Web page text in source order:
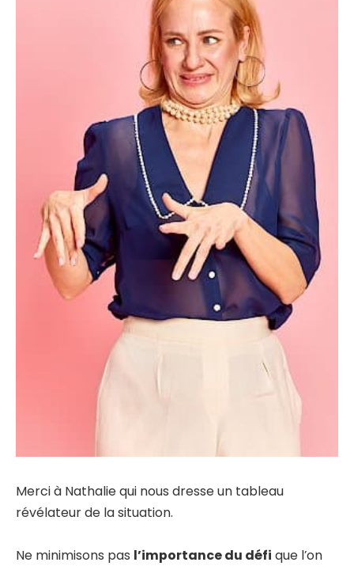
Merci à Nathalie qui nous dresse un tableau
révélateur de la situation.
Ne minimisons pas l’importance du défi que l’on